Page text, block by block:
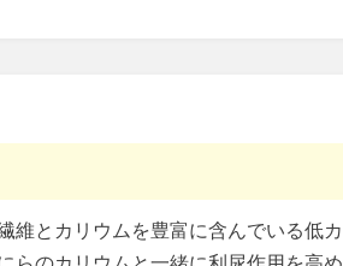
維とカリウムを豊富に含んでいる低カ